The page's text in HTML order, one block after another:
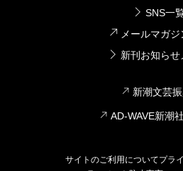
SNS一
メールマガジ
新刊お知らせ
新潮文芸
AD-WAVE新潮
サイトのご利用についてプラ